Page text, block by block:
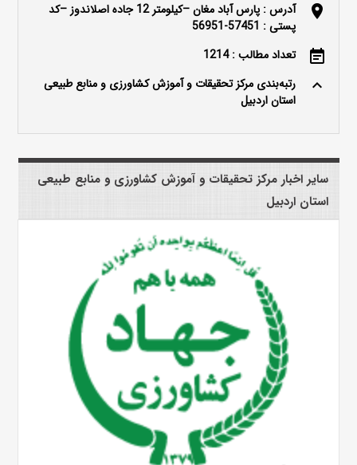
location_on
آدرس : پارس آباد مغان –کیلومتر 12 جاده اصلاندوز –کد
پستی : 57451-56951
event_note تعداد مطالب : 1214
keyboard_arrow_up
رتبه‌بندی مرکز تحقیقات و آموزش کشاورزی و منابع طبیعی
استان اردبیل
سایر اخبار مرکز تحقیقات و آموزش کشاورزی و منابع طبیعی
استان اردبیل